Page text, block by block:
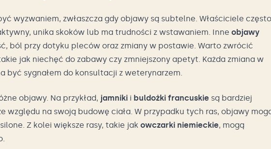
wyzwaniem, zwłaszcza gdy objawy są subtelne. Właściciele często
unika skoków lub ma trudności z wstawaniem. Inne objawy
ból przy dotyku pleców oraz zmiany w postawie. Warto zwrócić
jak niechęć do zabawy czy zmniejszony apetyt. Każda zmiana w
sygnałem do konsultacji z weterynarzem.
objawy. Na przykład, jamniki i buldożki francuskie są bardziej
względu na swoją budowę ciała. W przypadku tych ras, objawy
Z kolei większe rasy, takie jak owczarki niemieckie, mogą